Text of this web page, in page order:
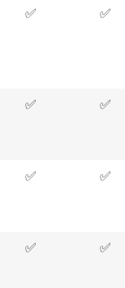
✅ ✅
✅ ✅
✅ ✅
✅ ✅